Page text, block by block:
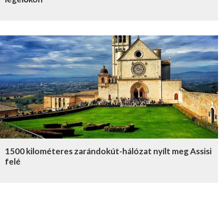
1500 kilométeres zarándokút-hálózat nyílt meg Assisi
felé